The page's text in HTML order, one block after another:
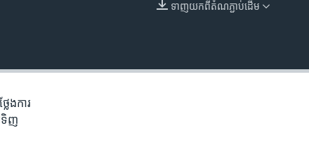
EMBED
ទាញ​យក​ពី​តំណភ្ជាប់​ដើម
ង​ការ
ទិញ​